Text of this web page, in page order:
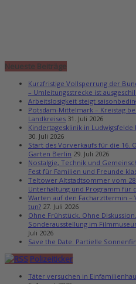
Neueste Beiträge
Kurzfristige Vollsperrung der
– Umleitungsstrecke ist
Arbeitslosigkeit steigt
Potsdam-Mittelmark – Kreistag
Landkreises 31. Juli 2026
Kindertagesklinik in
30. Juli 2026
Start des Vorverkaufs für die 16.
Garten Berlin 29. Juli 2026
Nostalgie, Technik und
Fest für Familien und Freunde
Teltower Altstadtsommer vom
Unterhaltung und Programm für
Warten auf den Facharzttermin –
tun? 27. Juli 2026
Ohne Frühstück. Ohne
Sonderausstellung im
Juli 2026
Save the Date: Partielle
Polizeiticker
Täter versuchen in